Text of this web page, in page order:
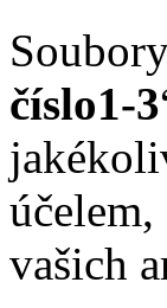
číslo1-3
vašich